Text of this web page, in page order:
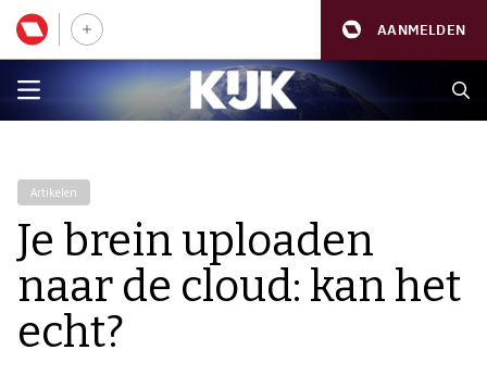
AANMELDEN
Artikelen
Je brein uploaden
naar de cloud: kan het
echt?